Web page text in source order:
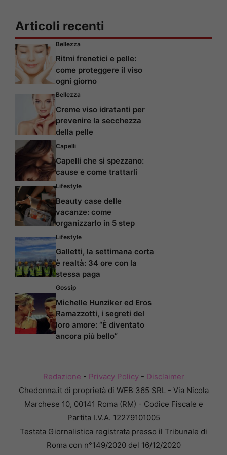
Articoli recenti
Bellezza
Ritmi frenetici e pelle:
come proteggere il viso
ogni giorno
Bellezza
Creme viso idratanti per
prevenire la secchezza
della pelle
Capelli
Capelli che si spezzano:
cause e come trattarli
Lifestyle
Beauty case delle
vacanze: come
organizzarlo in 5 step
Lifestyle
Galletti, la settimana corta
è realtà: 34 ore con la
stessa paga
Gossip
Michelle Hunziker ed Eros
Ramazzotti, i segreti del
loro amore: “È diventato
ancora più bello”
Redazione - Privacy Policy- Disclaimer
Chedonna.it di proprietà di WEB 365 SRL - Via Nicola
Marchese 10, 00141 Roma (RM) - Codice Fiscale e
Partita I.V.A. 12279101005
Testata Giornalistica registrata presso il Tribunale di
Roma con n°149/2020 del 16/12/2020